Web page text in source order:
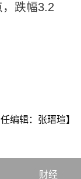
，跌幅3.2
任编辑：张瑨瑄】
财经